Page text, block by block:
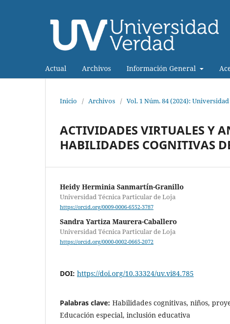
Actual Archivos Información General
Inicio / Archivos / Vol. 1 Núm. 84 (2024):
ACTIVIDADES VIRTUALES Y
HABILIDADES COGNITIVAS
Heidy Herminia Sanmartín-Granillo
Universidad Técnica Particular de Loja
https://orcid.org/0009-0006-6552-3787
Sandra Yartiza Maurera-Caballero
Universidad Técnica Particular de Loja
https://orcid.org/0000-0002-0665-2072
DOI: https://doi.org/10.33324/uv.vi84.785
Palabras clave: Habilidades cognitivas, niños,
Educación especial, inclusión educativa